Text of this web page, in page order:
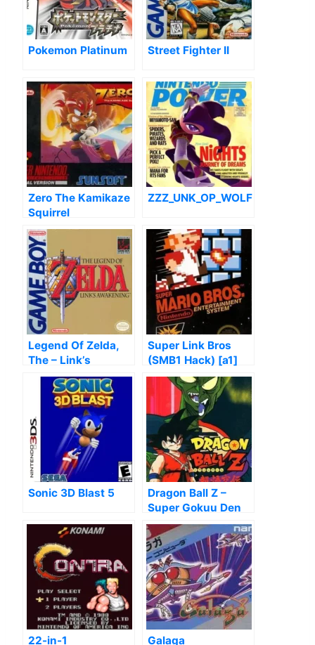
Pokemon Platinum Street Fighter II
Zero The Kamikaze
Squirrel
ZZZ_UNK_OP_WOLF
Legend Of Zelda,
The – Link’s
Awakening (V1.2)
Super Link Bros
(SMB1 Hack) [a1]
Sonic 3D Blast 5
Dragon Ball Z –
Super Gokuu Den
Totsugeki Hen
22-in-1 Galaga